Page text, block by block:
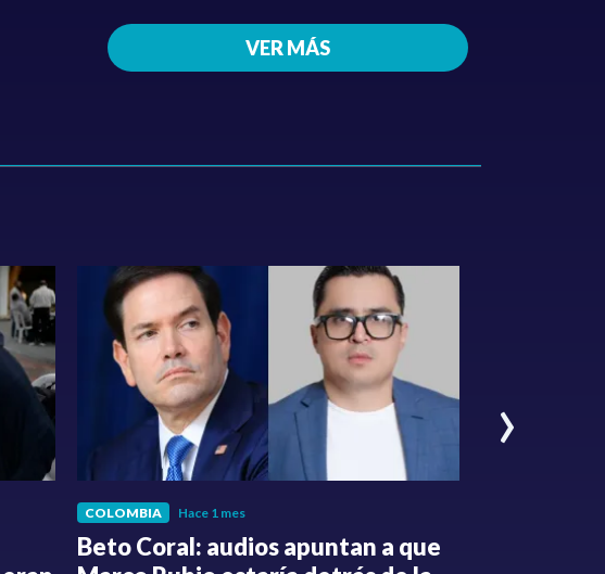
VER MÁS
COLOMBIA Hace 1 mes
Beto Coral: audios apuntan a que
›